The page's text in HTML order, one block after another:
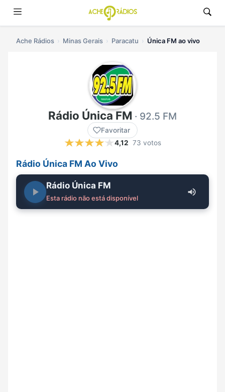
Ache Rádios Minas Gerais Paracatu Única FM ao vivo
Rádio Única FM · 92.5 FM
Favoritar
4,12 73 votos
Rádio Única FM Ao Vivo
Rádio Única FM
Esta rádio não está disponível